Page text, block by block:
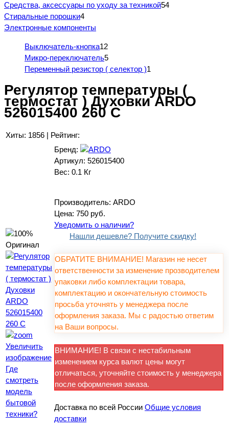
Средства, аксессуары по уходу за техникой54
Стиральные порошки4
Электронные компоненты
Выключатель-кнопка12
Микро-переключатель5
Переменный резистор ( селектор )1
Регулятор температуры (
термостат ) Духовки ARDO
526015400 260 C
Хиты: 1856 | Рейтинг:
Увеличить
изображение
Где
смотреть
модель
бытовой
техники?
Бренд:
Артикул: 526015400
Вес: 0.1 Кг
Производитель: ARDO
Цена: 750 руб.
Уведомить о наличии?
Нашли дешевле? Получите скидку!
ОБРАТИТЕ ВНИМАНИЕ! Магазин не несет
ответственности за изменение прозводителем
упаковки либо комплектации товара,
комплектацию и окончательную стоимость
просьба уточнять у менеджера после
оформления заказа. Мы с радостью ответим
на Ваши вопросы.
ВНИМАНИЕ! В связи с нестабильным
изменением курса валют цены могут
отличаться, уточняйте стоимость у менеджера
после оформления заказа.
Доставка по всей России Общие условия
доставки